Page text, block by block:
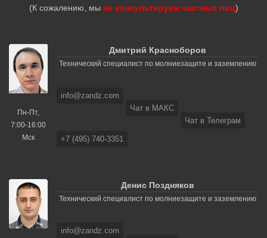
(К сожалению, мы не консультируем частных лиц)
Пн-Пт,
7:00-16:00
Мск
Дмитрий Красноборов
Технический специалист по молниезащите и заземлению
info@zandz.com
Чат в МАКС
Чат в Телеграм
+7 (495) 740-3351
Денис Поздняков
Технический специалист по молниезащите и заземлению
info@zandz.com